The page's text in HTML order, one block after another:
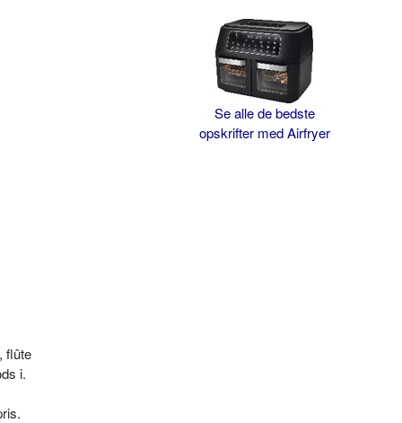
flûte
i.
Se alle de bedste
opskrifter med Airfryer